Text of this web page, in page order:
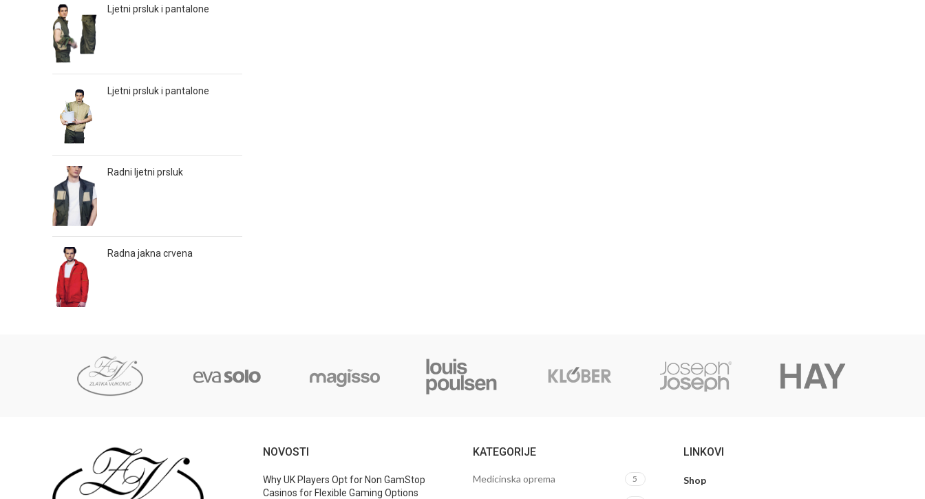
Ljetni prsluk i pantalone
Ljetni prsluk i pantalone
Radni ljetni prsluk
Radna jakna crvena
NOVOSTI
Why UK Players Opt for Non GamStop
Casinos for Flexible Gaming Options
KATEGORIJE
Medicinska oprema 5
LINKOVI
Shop